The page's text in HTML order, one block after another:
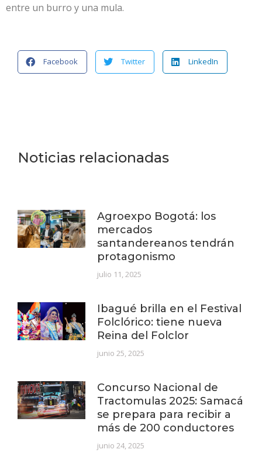
entre un burro y una mula.
Facebook Twitter LinkedIn
Noticias relacionadas
Agroexpo Bogotá: los
mercados
santandereanos tendrán
protagonismo
julio 11, 2025
Ibagué brilla en el Festival
Folclórico: tiene nueva
Reina del Folclor
junio 25, 2025
Concurso Nacional de
Tractomulas 2025: Samacá
se prepara para recibir a
más de 200 conductores
junio 24, 2025